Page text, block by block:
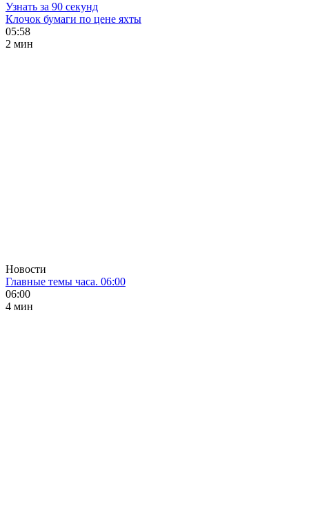
Узнать за 90 секунд
Клочок бумаги по цене яхты
05:58
2 мин
Новости
Главные темы часа. 06:00
06:00
4 мин